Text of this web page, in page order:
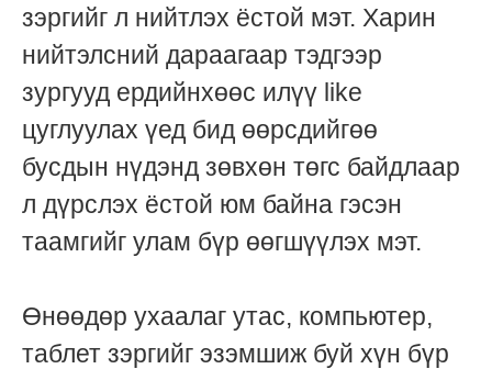
зэргийг л нийтлэх ёстой мэт. Харин
нийтэлсний дараагаар тэдгээр
зургууд ердийнхөөс илүү like
цуглуулах үед бид өөрсдийгөө
бусдын нүдэнд зөвхөн төгс байдлаар
л дүрслэх ёстой юм байна гэсэн
таамгийг улам бүр өөгшүүлэх мэт.
Өнөөдөр ухаалаг утас, компьютер,
таблет зэргийг эзэмшиж буй хүн бүр